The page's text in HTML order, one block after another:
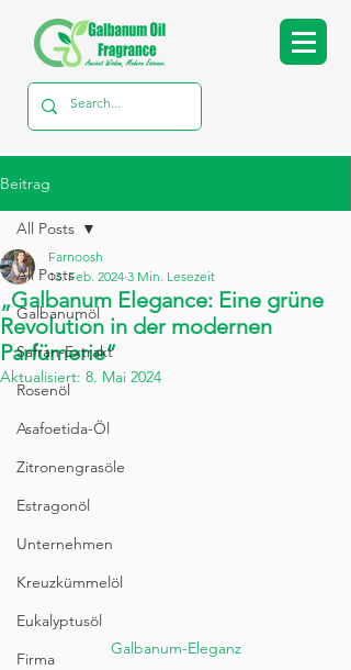
Beitrag
All Posts
Galbanumöl
Safran-Extrakt
Rosenöl
Asafoetida-Öl
Zitronengrasöle
Estragonöl
Unternehmen
Kreuzkümmelöl
Eukalyptusöl
Firma
All Posts
„Galbanum Elegance: Eine grüne
Revolution in der modernen
Parfümerie“
Farnoosh
13. Feb. 2024 3 Min. Lesezeit
Aktualisiert: 8. Mai 2024
Galbanum-Eleganz